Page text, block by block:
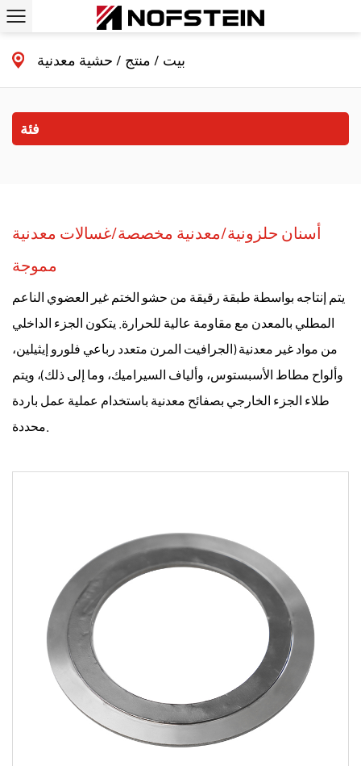
بيت / منتج / حشية معدنية
فئة
أسنان حلزونية/معدنية مخصصة/غسالات معدنية
مموجة
يتم إنتاجه بواسطة طبقة رقيقة من حشو الختم غير العضوي الناعم
المطلي بالمعدن مع مقاومة عالية للحرارة. يتكون الجزء الداخلي
من مواد غير معدنية (الجرافيت المرن متعدد رباعي فلورو إيثيلين،
وألواح مطاط الأسبستوس، وألياف السيراميك، وما إلى ذلك)، ويتم
طلاء الجزء الخارجي بصفائح معدنية باستخدام عملية عمل باردة